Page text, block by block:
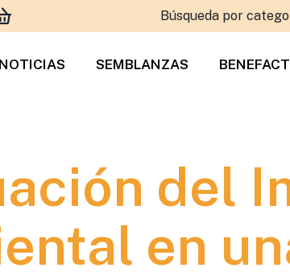
Búsqueda por
NOTICIAS SEMBLANZAS
del
en